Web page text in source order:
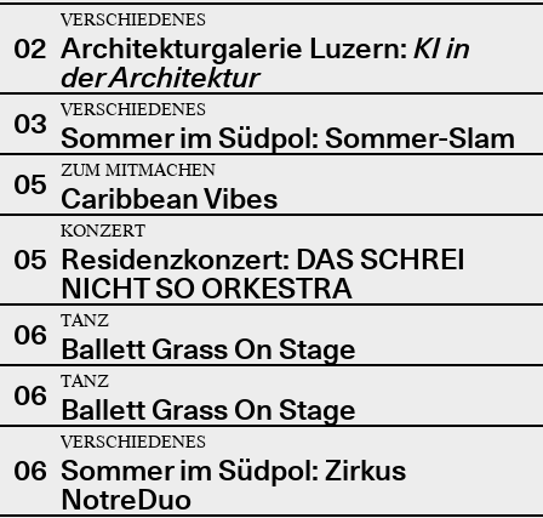
02
VERSCHIEDENES
Architekturgalerie Luzern: KI in
der Architektur
03
VERSCHIEDENES
Sommer im Südpol: Sommer-Slam
05
ZUM MITMACHEN
Caribbean Vibes
05
KONZERT
Residenzkonzert: DAS SCHREI
NICHT SO ORKESTRA
06
TANZ
Ballett Grass On Stage
06
TANZ
Ballett Grass On Stage
06
VERSCHIEDENES
Sommer im Südpol: Zirkus
NotreDuo